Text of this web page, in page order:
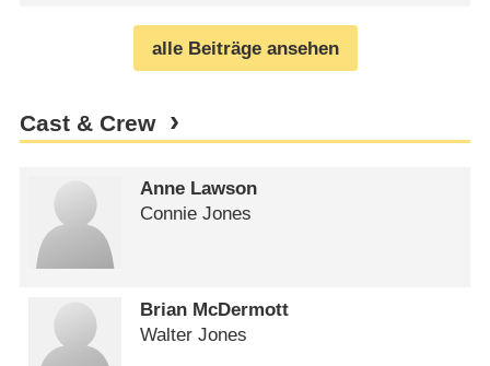
alle Beiträge ansehen
Cast & Crew
Anne Lawson
Connie Jones
Brian McDermott
Walter Jones